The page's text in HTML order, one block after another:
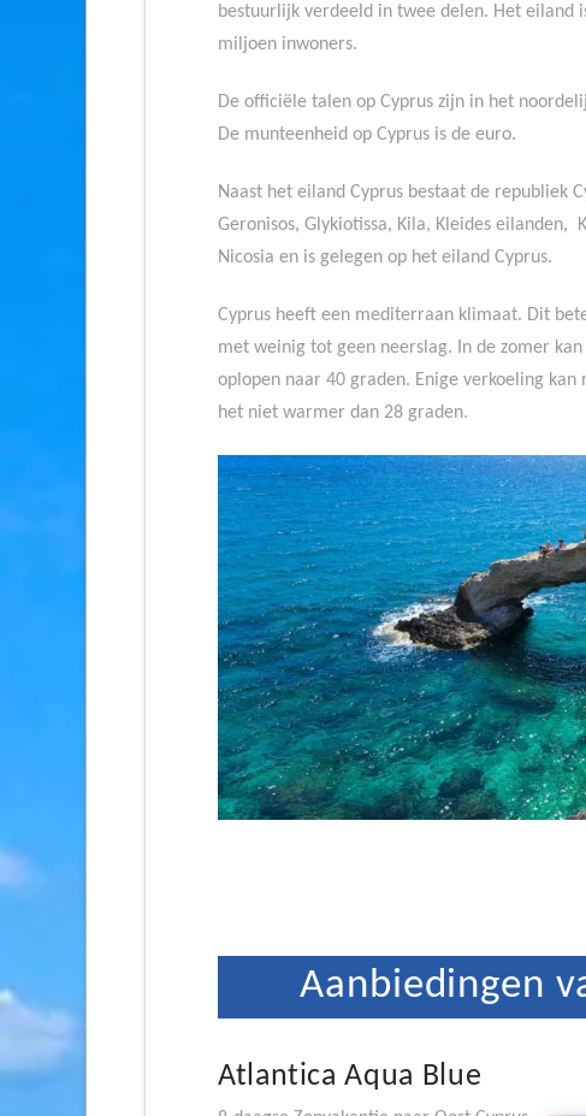
bestuurlijk verdeeld in twee delen. Het eiland
miljoen inwoners.
De officiële talen op Cyprus zijn in het
De munteenheid op Cyprus is de euro.
Naast het eiland Cyprus bestaat de republiek
Geronisos, Glykiotissa, Kila, Kleides eilanden,
Nicosia en is gelegen op het eiland Cyprus.
Cyprus heeft een mediterraan klimaat. Dit
met weinig tot geen neerslag. In de zomer
oplopen naar 40 graden. Enige verkoeling
het niet warmer dan 28 graden.
Aanbiedingen
Atlantica Aqua Blue